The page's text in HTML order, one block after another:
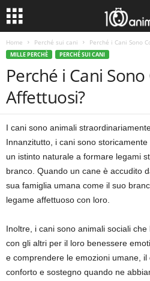
Home Perché sui cani Perché i Cani Sono
MILLE PERCHÈ PERCHÉ SUI CANI
Perché i Cani Sono
Affettuosi?
I cani sono animali
Innanzitutto, i cani sono
un istinto naturale a formare legami
branco. Quando un cane è accudito
sua famiglia umana come il suo
legame affettuoso con loro.
Inoltre, i cani sono animali sociali
con gli altri per il loro benessere
e comprendere le emozioni umane,
conforto e sostegno quando ne